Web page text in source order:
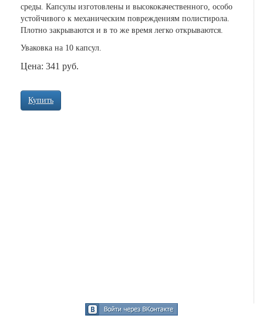
среды. Капсулы изготовлены и высококачественного, особо
устойчивого к механическим повреждениям полистирола.
Плотно закрываются и в то же время легко открываются.
Уваковка на 10 капсул.
Цена: 341 руб.
Купить